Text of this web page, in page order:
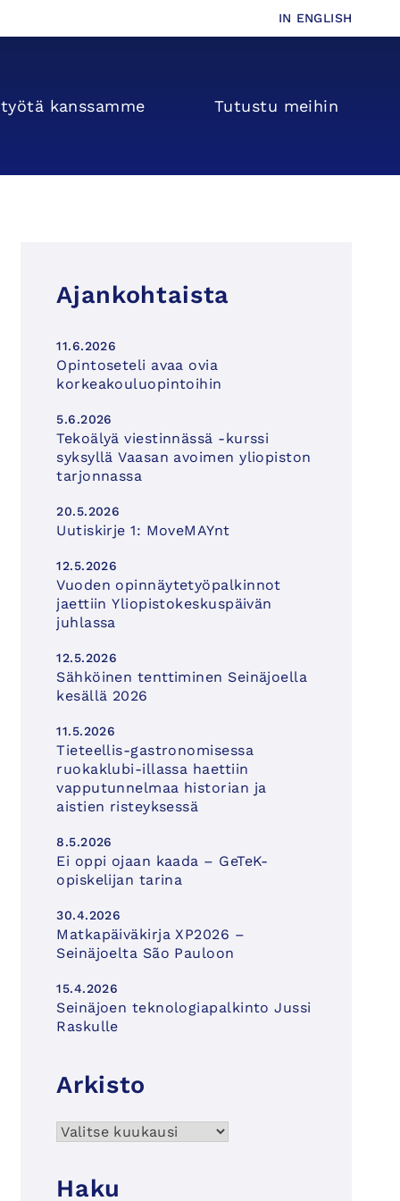
IN ENGLISH
kanssamme Tutustu meihin
Ajankohtaista
11.6.2026
Opintoseteli avaa ovia
korkeakouluopintoihin
5.6.2026
Tekoälyä viestinnässä -kurssi
syksyllä Vaasan avoimen yliopiston
tarjonnassa
20.5.2026
Uutiskirje 1: MoveMAYnt
12.5.2026
Vuoden opinnäytetyöpalkinnot
jaettiin Yliopistokeskuspäivän
juhlassa
12.5.2026
Sähköinen tenttiminen Seinäjoella
kesällä 2026
11.5.2026
Tieteellis-gastronomisessa
ruokaklubi-illassa haettiin
vapputunnelmaa historian ja
aistien risteyksessä
8.5.2026
Ei oppi ojaan kaada – GeTeK-
opiskelijan tarina
30.4.2026
Matkapäiväkirja XP2026 –
Seinäjoelta São Pauloon
15.4.2026
Seinäjoen teknologiapalkinto Jussi
Raskulle
Arkisto
Arkisto
Haku